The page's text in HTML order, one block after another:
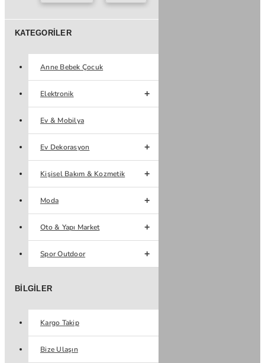
KATEGORILER
Anne Bebek Çocuk
Elektronik
Ev & Mobilya
Ev Dekorasyon
Kişisel Bakım & Kozmetik
Moda
Oto & Yapı Market
Spor Outdoor
BILGILER
Kargo Takip
Bize Ulaşın